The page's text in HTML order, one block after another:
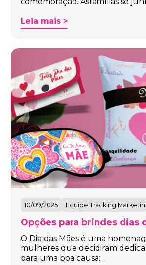
Leia mais >
10/09/2025 Equipe Tracking
Opções para brindes dias
O Dia das Mães é uma
mulheres que decidiram
para uma boa causa:…